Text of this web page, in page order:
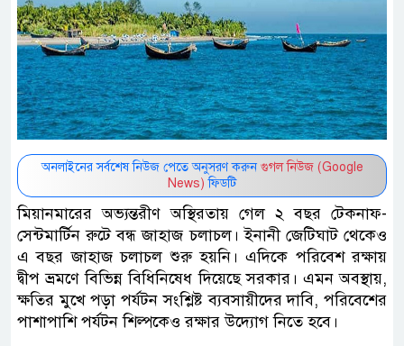
অনলাইনের সর্বশেষ নিউজ পেতে অনুসরণ করুন গুগল নিউজ (Google
News) ফিডটি
মিয়ানমারের অভ্যন্তরীণ অস্থিরতায় গেল ২ বছর টেকনাফ-
সেন্টমার্টিন রুটে বন্ধ জাহাজ চলাচল। ইনানী জেটিঘাট থেকেও
এ বছর জাহাজ চলাচল শুরু হয়নি। এদিকে পরিবেশ রক্ষায়
দ্বীপ ভ্রমণে বিভিন্ন বিধিনিষেধ দিয়েছে সরকার। এমন অবস্থায়,
ক্ষতির মুখে পড়া পর্যটন সংশ্লিষ্ট ব্যবসায়ীদের দাবি, পরিবেশের
পাশাপাশি পর্যটন শিল্পকেও রক্ষার উদ্যোগ নিতে হবে।